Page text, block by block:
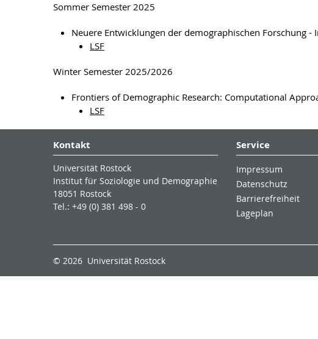
Sommer Semester 2025
Neuere Entwicklungen der demographischen Forschung
LSF
Winter Semester 2025/2026
Frontiers of Demographic Research: Computational
LSF
Kontakt
Universität Rostock
Institut für Soziologie und Demographie
18051 Rostock
Tel.: +49 (0) 381 498 - 0
Service
Impressum
Datenschutz
Barrierefreiheit
Lageplan
© 2026 Universität Rostock